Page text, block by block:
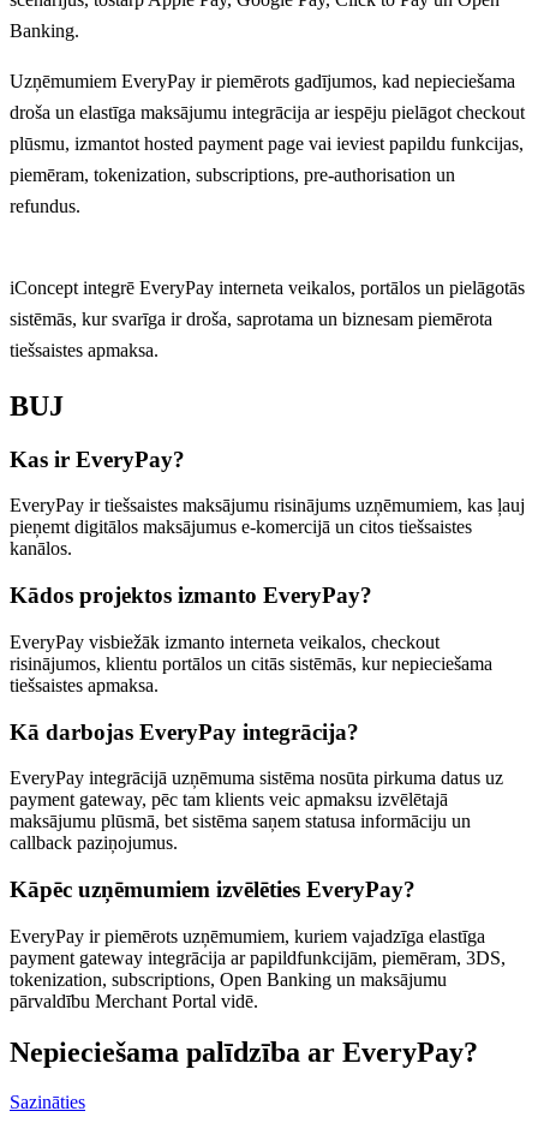
Banking.
Uzņēmumiem EveryPay ir piemērots gadījumos, kad nepieciešama
droša un elastīga maksājumu integrācija ar iespēju pielāgot checkout
plūsmu, izmantot hosted payment page vai ieviest papildu funkcijas,
piemēram, tokenization, subscriptions, pre-authorisation un
refundus.
iConcept integrē EveryPay interneta veikalos, portālos un pielāgotās
sistēmās, kur svarīga ir droša, saprotama un biznesam piemērota
tiešsaistes apmaksa.
BUJ
Kas ir EveryPay?
EveryPay ir tiešsaistes maksājumu risinājums uzņēmumiem, kas ļauj
pieņemt digitālos maksājumus e-komercijā un citos tiešsaistes
kanālos.
Kādos projektos izmanto EveryPay?
EveryPay visbiežāk izmanto interneta veikalos, checkout
risinājumos, klientu portālos un citās sistēmās, kur nepieciešama
tiešsaistes apmaksa.
Kā darbojas EveryPay integrācija?
EveryPay integrācijā uzņēmuma sistēma nosūta pirkuma datus uz
payment gateway, pēc tam klients veic apmaksu izvēlētajā
maksājumu plūsmā, bet sistēma saņem statusa informāciju un
callback paziņojumus.
Kāpēc uzņēmumiem izvēlēties EveryPay?
EveryPay ir piemērots uzņēmumiem, kuriem vajadzīga elastīga
payment gateway integrācija ar papildfunkcijām, piemēram, 3DS,
tokenization, subscriptions, Open Banking un maksājumu
pārvaldību Merchant Portal vidē.
Nepieciešama palīdzība ar EveryPay?
Sazināties